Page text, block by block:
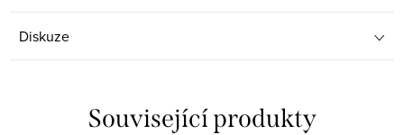
Diskuze
Související produkty